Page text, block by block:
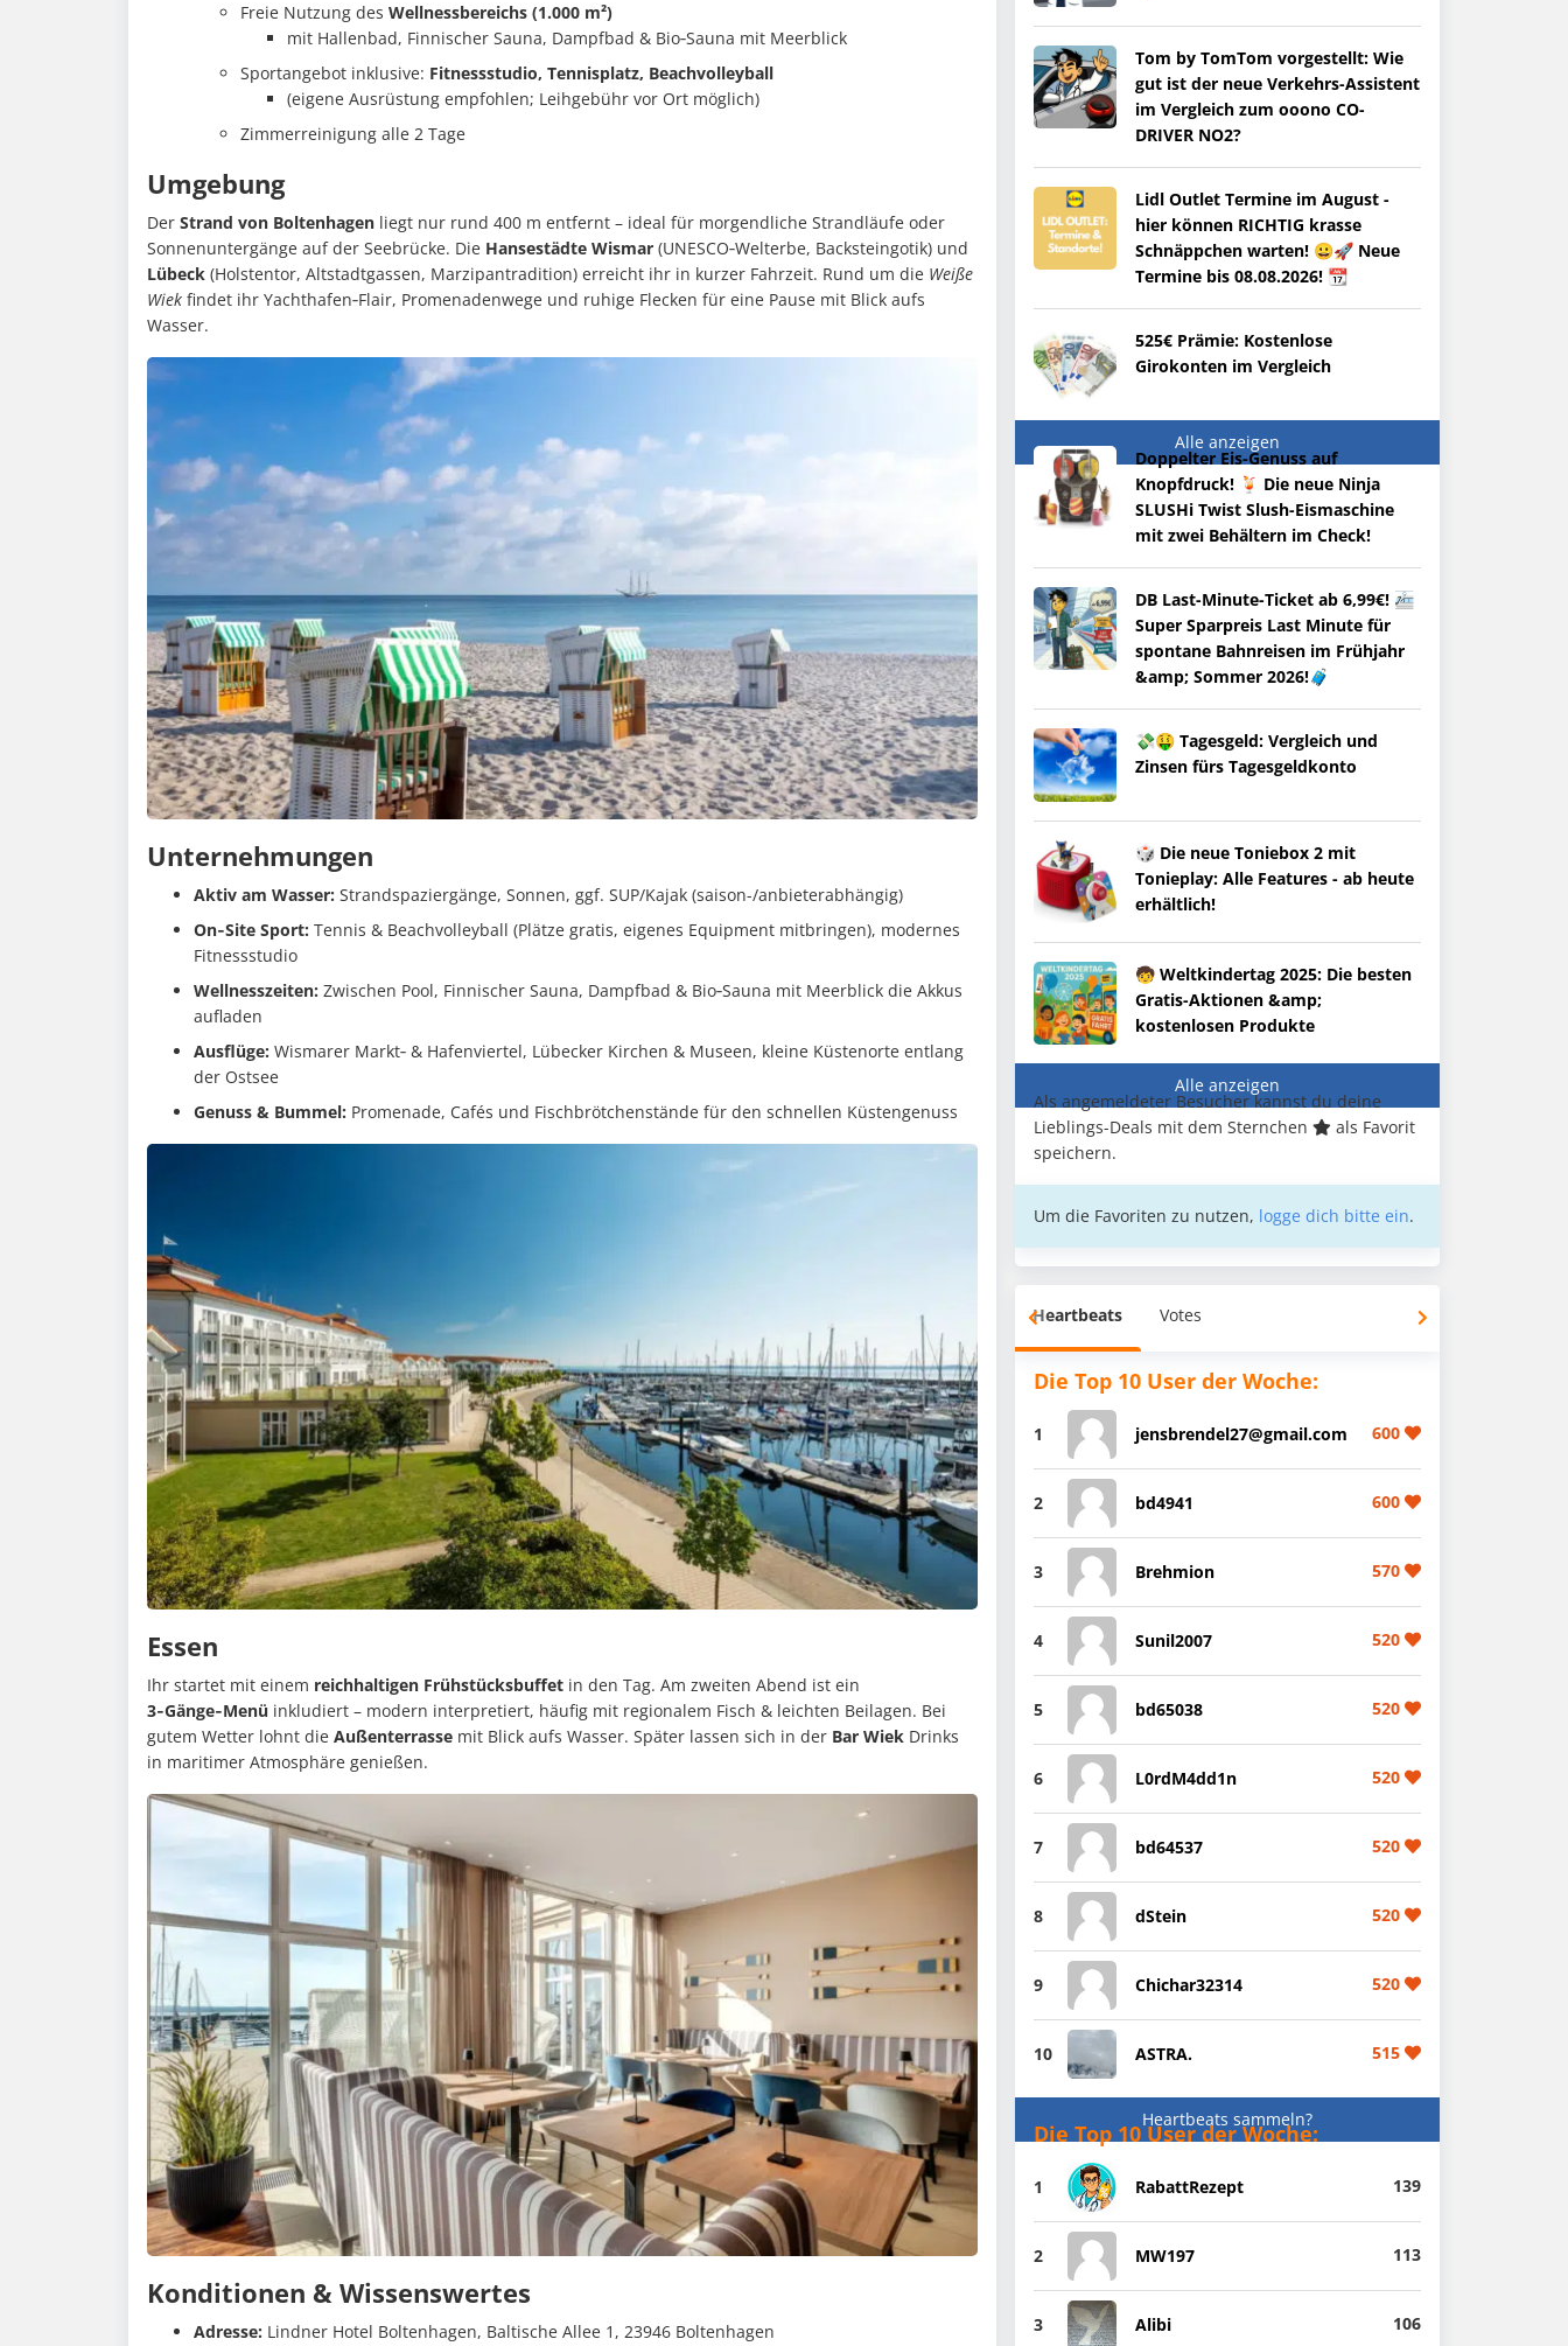
Freie Nutzung des Wellnessbereichs (1.000 m²)
mit Hallenbad, Finnischer Sauna, Dampfbad & Bio‑Sauna mit Meerblick
Sportangebot inklusive: Fitnessstudio, Tennisplatz, Beachvolleyball
(eigene Ausrüstung empfohlen; Leihgebühr vor Ort möglich)
Zimmerreinigung alle 2 Tage
Umgebung
Der Strand von Boltenhagen liegt nur rund 400 m entfernt – ideal für morgendliche Strandläufe oder
Sonnenuntergänge auf der Seebrücke. Die Hansestädte Wismar (UNESCO‑Welterbe, Backsteingotik) und
Lübeck (Holstentor, Altstadtgassen, Marzipantradition) erreicht ihr in kurzer Fahrzeit. Rund um die Weiße
Wiek findet ihr Yachthafen‑Flair, Promenadenwege und ruhige Flecken für eine Pause mit Blick aufs
Wasser.
Unternehmungen
Aktiv am Wasser: Strandspaziergänge, Sonnen, ggf. SUP/Kajak (saison-/anbieterabhängig)
On‑Site Sport: Tennis & Beachvolleyball (Plätze gratis, eigenes Equipment mitbringen), modernes
Fitnessstudio
Wellnesszeiten: Zwischen Pool, Finnischer Sauna, Dampfbad & Bio‑Sauna mit Meerblick die Akkus
aufladen
Ausflüge: Wismarer Markt‑ & Hafenviertel, Lübecker Kirchen & Museen, kleine Küstenorte entlang
der Ostsee
Genuss & Bummel: Promenade, Cafés und Fischbrötchenstände für den schnellen Küstengenuss
Essen
Ihr startet mit einem reichhaltigen Frühstücksbuffet in den Tag. Am zweiten Abend ist ein
3‑Gänge‑Menü inkludiert – modern interpretiert, häufig mit regionalem Fisch & leichten Beilagen. Bei
gutem Wetter lohnt die Außenterrasse mit Blick aufs Wasser. Später lassen sich in der Bar Wiek Drinks
in maritimer Atmosphäre genießen.
Konditionen & Wissenswertes
Adresse: Lindner Hotel Boltenhagen, Baltische Allee 1, 23946 Boltenhagen
Tom by TomTom vorgestellt: Wie
gut ist der neue Verkehrs-Assistent
im Vergleich zum ooono CO-
DRIVER NO2?
Lidl Outlet Termine im August -
hier können RICHTIG krasse
Schnäppchen warten! 😀🚀 Neue
Termine bis 08.08.2026! 📆
525€ Prämie: Kostenlose
Girokonten im Vergleich
Alle anzeigen
Doppelter Eis-Genuss auf
Knopfdruck! 🍹 Die neue Ninja
SLUSHi Twist Slush-Eismaschine
mit zwei Behältern im Check!
DB Last-Minute-Ticket ab 6,99€! 🚈
Super Sparpreis Last Minute für
spontane Bahnreisen im Frühjahr
&amp; Sommer 2026!🧳
💸🤑 Tagesgeld: Vergleich und
Zinsen fürs Tagesgeldkonto
🎲 Die neue Toniebox 2 mit
Tonieplay: Alle Features - ab heute
erhältlich!
🧒 Weltkindertag 2025: Die besten
Gratis-Aktionen &amp;
kostenlosen Produkte
Alle anzeigen
Als angemeldeter Besucher kannst du deine
Lieblings-Deals mit dem Sternchen
als Favorit
speichern.
Um die Favoriten zu nutzen, logge dich bitte ein.
Heartbeats Votes
Die Top 10 User der Woche:
1 jensbrendel27@gmail.com 600
2 bd4941 600
3 Brehmion 570
4 Sunil2007 520
5 bd65038 520
6 L0rdM4dd1n 520
7 bd64537 520
8 dStein 520
9 Chichar32314 520
10 ASTRA. 515
Heartbeats sammeln?
Die Top 10 User der Woche:
1 RabattRezept 139
2 MW197 113
3 Alibi 106